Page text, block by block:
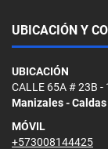
UBICACIÓN Y
UBICACIÓN
CALLE 65A # 23B -
Manizales -
MÓVIL
+573008144425